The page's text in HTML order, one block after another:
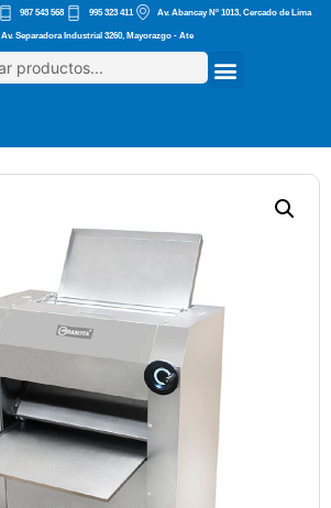
987 543 568 995 323 411 Av. Abancay Nº 1013, Cercado de Lima
Av. Separadora Industrial 3260, Mayorazgo - Ate